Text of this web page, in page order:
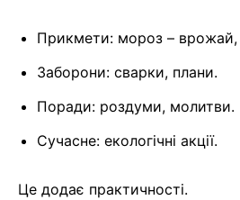
Прикмети: мороз – врожай,
Заборони: сварки, плани.
Поради: роздуми, молитви.
Сучасне: екологічні акції.
Це додає практичності.